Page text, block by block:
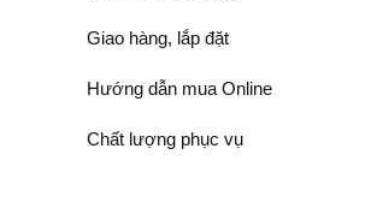
Giao hàng, lắp đặt
Hướng dẫn mua Online
Chất lượng phục vụ